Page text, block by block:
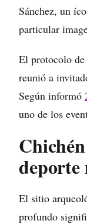
Sánchez, un
particular
El protocolo
reunió a
Según informó
uno de los
deporte
El sitio
profundo